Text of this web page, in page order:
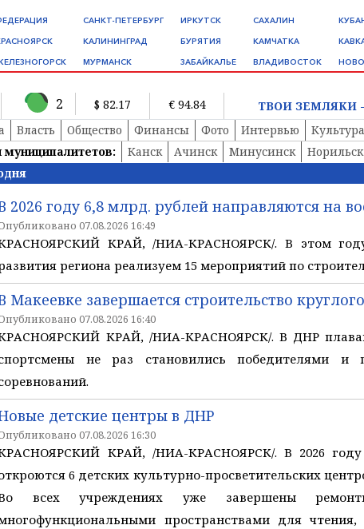
САНКТ-ПЕТЕРБУРГ
КАЛИНИНГРАД
МУРМАНСК
ИРКУТСК
БУРЯТИЯ
ЗАБАЙКАЛЬЕ
САХАЛИН
КАМЧАТКА
ВЛАДИВОСТОК
2 $ 82.17 € 94.84
ТВОИ ЗЕМЛЯКИ
Власть Общество Финансы Фото Интервью Культура
муниципалитетов:
Канск Ачинск Минусинск Норильск
2026 году 6,8 млрд. рублей направляются на
07.08.2026 16:49
КРАЙ, /НИА-КРАСНОЯРСК/. В этом
региона реализуем 15 мероприятий по
Макеевке завершается строительство
07.08.2026 16:40
КРАЙ, /НИА-КРАСНОЯРСК/. В ДНР
не раз становились победителями и
детские центры в ДНР
07.08.2026 16:30
КРАЙ, /НИА-КРАСНОЯРСК/. В 2026
6 детских культурно-просветительских
всех учреждениях уже завершены
пространствами для